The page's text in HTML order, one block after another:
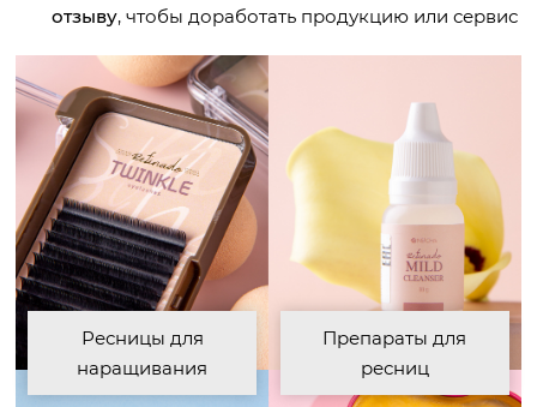
отзыву, чтобы доработать продукцию или сервис
Ресницы для
наращивания
Препараты для
ресниц